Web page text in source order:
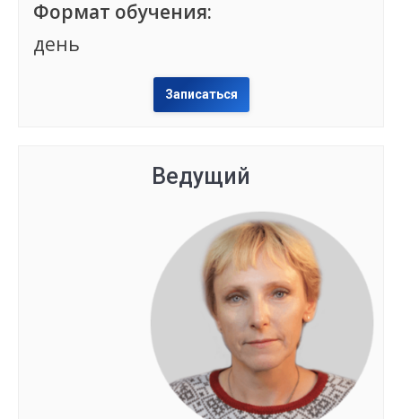
Формат обучения:
день
Записаться
Ведущий